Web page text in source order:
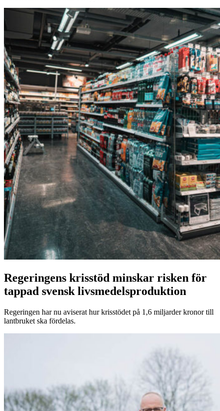
Regeringens krisstöd minskar risken för
tappad svensk livsmedelsproduktion
Regeringen har nu aviserat hur krisstödet på 1,6 miljarder kronor till
lantbruket ska fördelas.